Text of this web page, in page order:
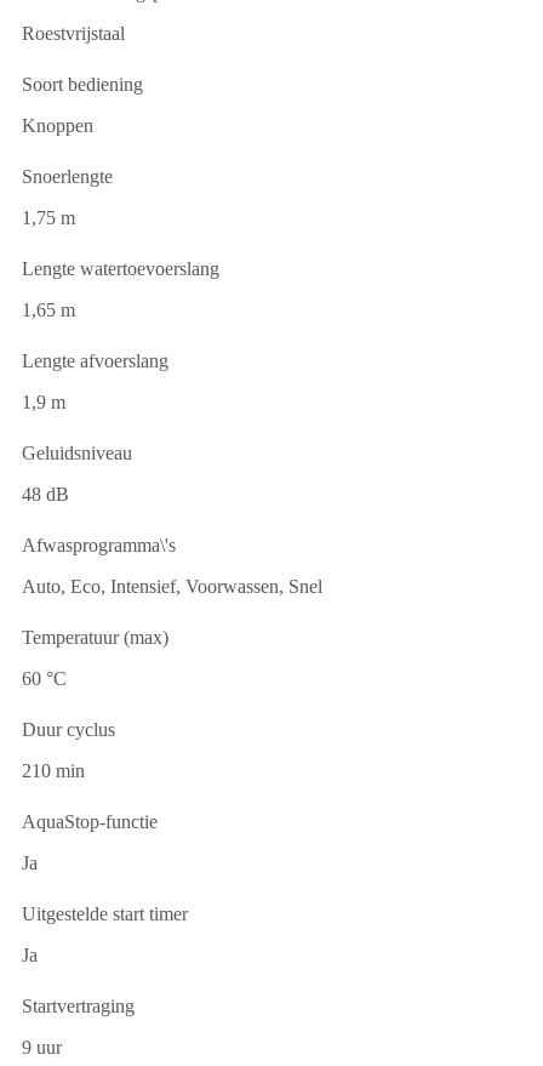
Roestvrijstaal
Soort bediening
Knoppen
Snoerlengte
1,75 m
Lengte watertoevoerslang
1,65 m
Lengte afvoerslang
1,9 m
Geluidsniveau
48 dB
Afwasprogramma\'s
Auto, Eco, Intensief, Voorwassen, Snel
Temperatuur (max)
60 °C
Duur cyclus
210 min
AquaStop-functie
Ja
Uitgestelde start timer
Ja
Startvertraging
9 uur